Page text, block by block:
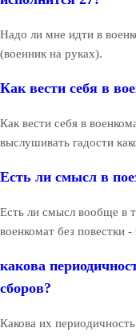
Надо ли мне идти в
(военник на руках).
Как вести себя в
Как вести себя в
выслушивать гадости
Есть ли смысл в
Есть ли смысл вообще в
военкомат без повестки
какова
сборов?
Какова их